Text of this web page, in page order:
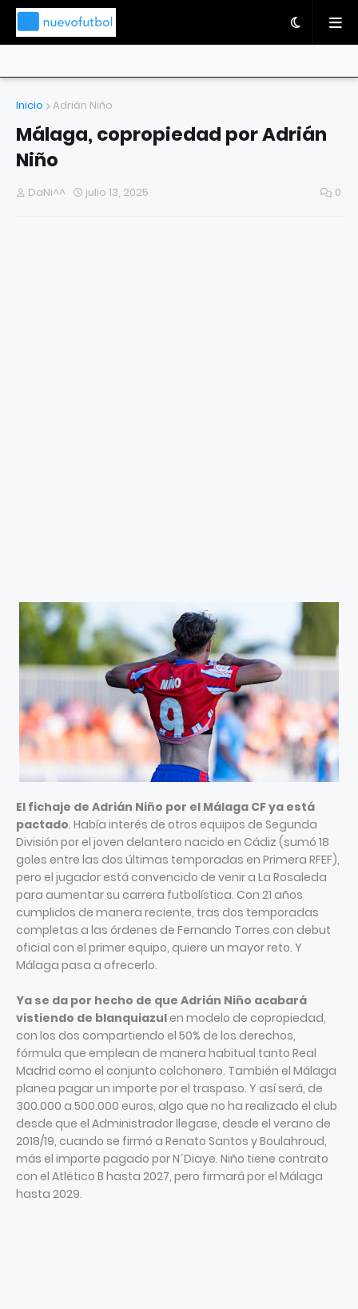
Inicio Adrián Niño
Málaga, copropiedad por Adrián
Niño
DaNi^^ julio 13, 2025 0
El fichaje de Adrián Niño por el Málaga CF ya está
pactado. Había interés de otros equipos de Segunda
División por el joven delantero nacido en Cádiz (sumó 18
goles entre las dos últimas temporadas en Primera RFEF),
pero el jugador está convencido de venir a La Rosaleda
para aumentar su carrera futbolística. Con 21 años
cumplidos de manera reciente, tras dos temporadas
completas a las órdenes de Fernando Torres con debut
oficial con el primer equipo, quiere un mayor reto. Y
Málaga pasa a ofrecerlo.
Ya se da por hecho de que Adrián Niño acabará
vistiendo de blanquiazul en modelo de copropiedad,
con los dos compartiendo el 50% de los derechos,
fórmula que emplean de manera habitual tanto Real
Madrid como el conjunto colchonero. También el Málaga
planea pagar un importe por el traspaso. Y así será, de
300.000 a 500.000 euros, algo que no ha realizado el club
desde que el Administrador llegase, desde el verano de
2018/19, cuando se firmó a Renato Santos y Boulahroud,
más el importe pagado por N´Diaye. Niño tiene contrato
con el Atlético B hasta 2027, pero firmará por el Málaga
hasta 2029.